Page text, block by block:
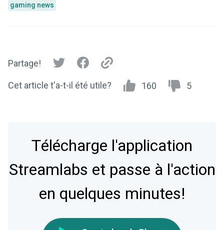
gaming news
Partage!
Cet article t'a-t-il été utile? 160 5
Télécharge l'application
Streamlabs et passe à l'action
en quelques minutes!